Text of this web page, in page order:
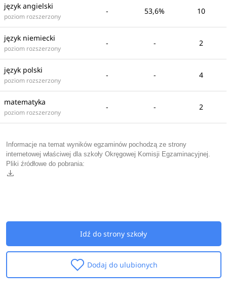
język angielski
poziom rozszerzony
- 53,6% 10
język niemiecki
poziom rozszerzony
- - 2
język polski
poziom rozszerzony
- - 4
matematyka
poziom rozszerzony
- - 2
Informacje na temat wyników egzaminów pochodzą ze strony
internetowej właściwej dla szkoły Okręgowej Komisji Egzaminacyjnej.
Pliki źródłowe do pobrania:
Idź do strony szkoły
Dodaj do ulubionych